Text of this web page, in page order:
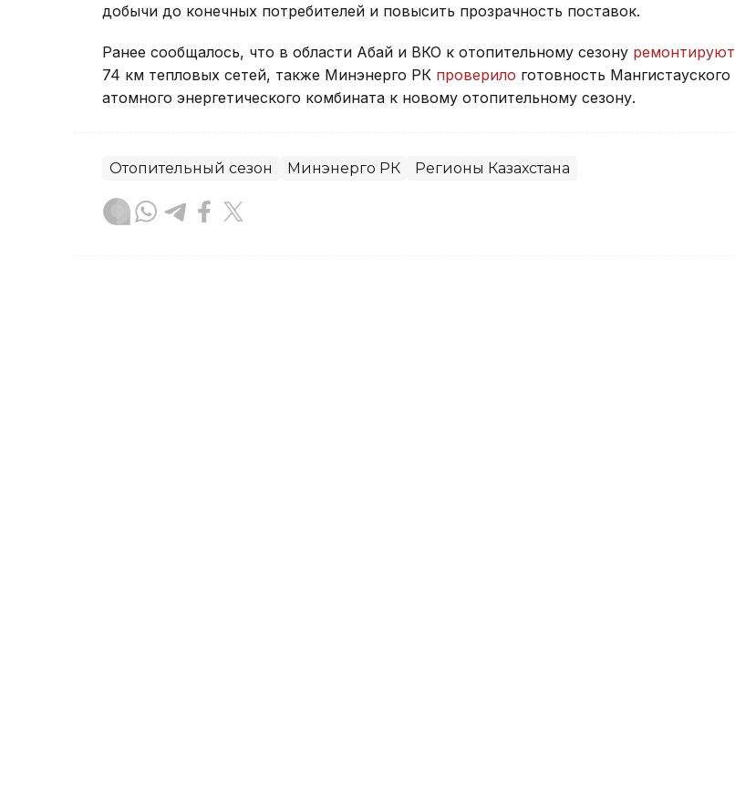
добычи до конечных потребителей и повысить прозрачность поставок.
Ранее сообщалось, что в области Абай и ВКО к отопительному сезону ремонтируют
74 км тепловых сетей, также Минэнерго РК проверило готовность Мангистауского
атомного энергетического комбината к новому отопительному сезону.
Отопительный сезон Минэнерго РК Регионы Казахстана